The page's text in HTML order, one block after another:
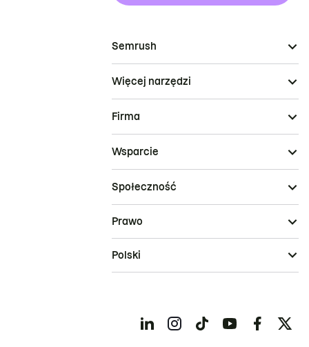
Semrush
Więcej narzędzi
Firma
Wsparcie
Społeczność
Prawo
Polski